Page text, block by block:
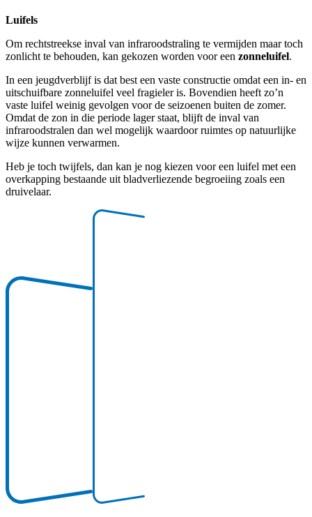
Luifels
Om rechtstreekse inval van infraroodstraling te vermijden maar toch
zonlicht te behouden, kan gekozen worden voor een zonneluifel.
In een jeugdverblijf is dat best een vaste constructie omdat een in- en
uitschuifbare zonneluifel veel fragieler is. Bovendien heeft zo’n
vaste luifel weinig gevolgen voor de seizoenen buiten de zomer.
Omdat de zon in die periode lager staat, blijft de inval van
infraroodstralen dan wel mogelijk waardoor ruimtes op natuurlijke
wijze kunnen verwarmen.
Heb je toch twijfels, dan kan je nog kiezen voor een luifel met een
overkapping bestaande uit bladverliezende begroeiing zoals een
druivelaar.